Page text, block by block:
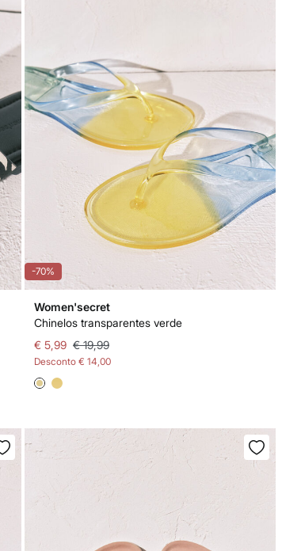
-70%
Women'secret
Chinelos transparentes verde
€ 5,99 € 19,99
Desconto € 14,00